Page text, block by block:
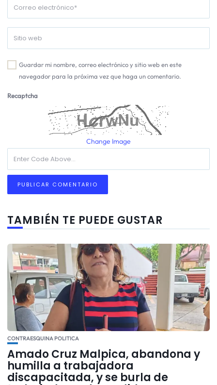
Guardar mi nombre, correo electrónico y sitio web en este
navegador para la próxima vez que haga un comentario.
Recaptcha
Change Image
TAMBIÉN TE PUEDE GUSTAR
CONTRAESQUINA POLITICA
Amado Cruz Malpica, abandona y
humilla a trabajadora
discapacitada, y se burla de